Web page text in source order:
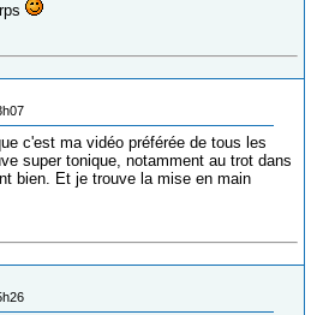
c'est ma vidéo préférée de tous les
super tonique, notamment au trot dans
bien. Et je trouve la mise en main